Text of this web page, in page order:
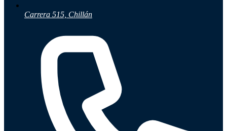
Carrera 515, Chillán